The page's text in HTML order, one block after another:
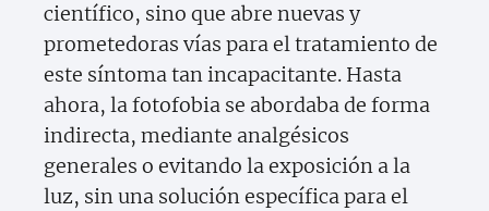
científico, sino que abre nuevas y
prometedoras vías para el tratamiento de
este síntoma tan incapacitante. Hasta
ahora, la fotofobia se abordaba de forma
indirecta, mediante analgésicos
generales o evitando la exposición a la
luz, sin una solución específica para el